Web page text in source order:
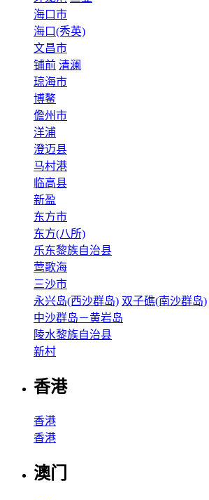
海口市
海口(秀英)
文昌市
铺前 清澜
琼海市
博鳌
儋州市
洋浦
澄迈县
马村港
临高县
新盈
东方市
东方(八所)
乐东黎族自治县
莺歌海
三沙市
永兴岛(西沙群岛) 双子礁(南沙群岛)
中沙群岛－黄岩岛
陵水黎族自治县
新村
香港
香港
香港
澳门